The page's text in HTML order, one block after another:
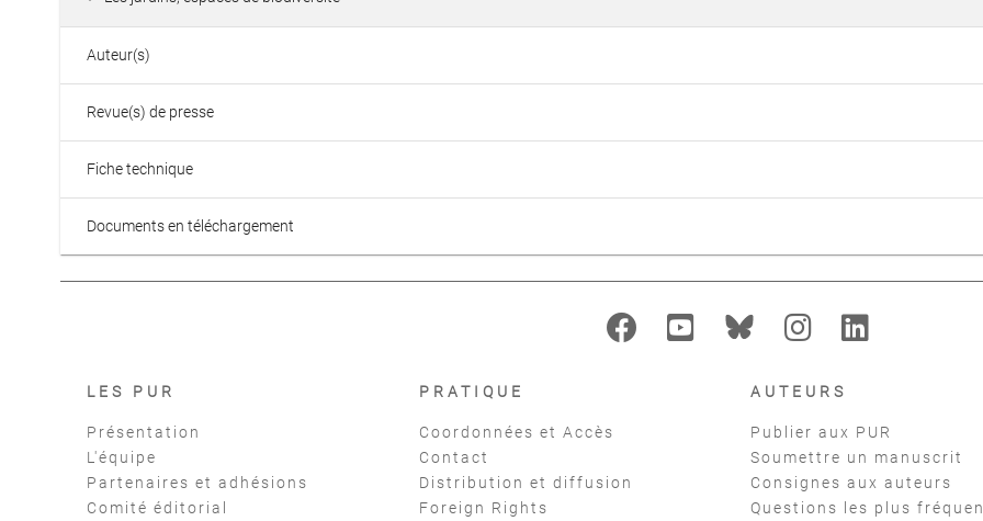
Auteur(s)
Revue(s) de presse
Fiche technique
Documents en téléchargement
LES PUR
Présentation
L'équipe
Partenaires et adhésions
Comité éditorial
PRATIQUE
Coordonnées et Accès
Contact
Distribution et diffusion
Foreign Rights
AUTEURS
Publier aux PUR
Soumettre un manuscrit
Consignes aux auteurs
Questions les plus